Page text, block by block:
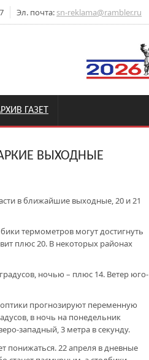
Эл. почта: sn-reklama@rambler.ru
ГАЗЕТ
ВЫХОДНЫЕ
в ближайшие выходные, 20 и 21
термометров могут достигнуть
плюс 20. В некоторых районах
ночью – плюс 14. Ветер юго-
прогнозируют переменную
в ночь на понедельник
западный, 3 метра в секунду.
понижаться. 22 апреля в дневные